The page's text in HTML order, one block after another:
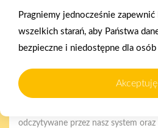
Gwarancja jakości
Pragniemy jednocześnie zapewnić
wszelkich starań, aby Państwa
bezpieczne i niedostępne dla
Akceptuję
Nasz serwis internetowy
zapewnienia prawidłowego
Cookies to niewielkie pliki tekstowe
użytkownika (komputerze, tablecie,
odczytywane przez nasz system